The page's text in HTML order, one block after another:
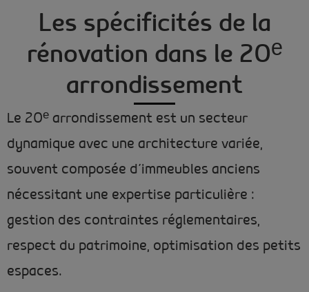
Les spécificités de la
rénovation dans le 20ᵉ
arrondissement
Le 20ᵉ arrondissement est un secteur
dynamique avec une architecture variée,
souvent composée d’immeubles anciens
nécessitant une expertise particulière :
gestion des contraintes réglementaires,
respect du patrimoine, optimisation des petits
espaces.